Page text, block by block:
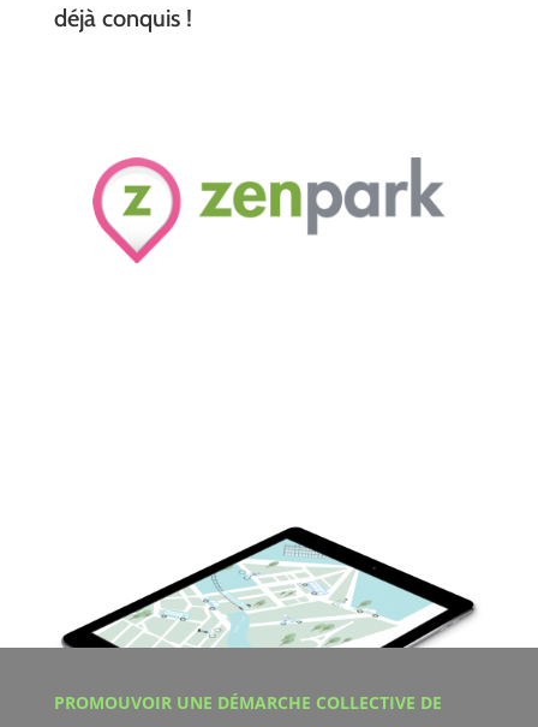
déjà conquis !
PROMOUVOIR UNE DÉMARCHE COLLECTIVE DE